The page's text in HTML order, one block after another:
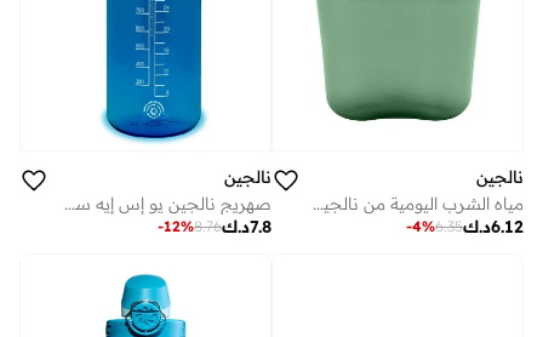
نالجين
مياه الشرب اليومية من نالجين الولايات المتحدة الأمريكية سعة 1 لتر، أوراق خضراء مستدامة
د.ك6.12
6.35
-4%
نالجين
صهريج نالجين يو إس إيه سعة 1.5 لتر بلون أزرق مستدام مع غطاء أسود
د.ك7.8
8.76
-12%